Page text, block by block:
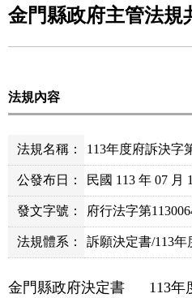
金門縣政府主管法規
法規內容
法規名稱： 113年度府訴決字
公發布日： 民國 113 年 07 月
發文字號： 府行法字第
法規體系： 訴願決定書/113年
金門縣政府決定書 113年